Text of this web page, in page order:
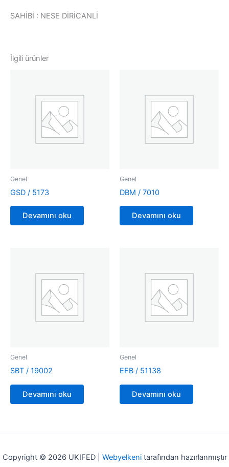
SAHİBİ : NESE DİRİCANLİ
İlgili ürünler
Genel
GSD / 5173
Devamını oku
Genel
DBM / 7010
Devamını oku
Genel
SBT / 19002
Devamını oku
Genel
EFB / 51138
Devamını oku
Copyright © 2026 UKIFED | Webyelkenitarafından hazırlanmıştır